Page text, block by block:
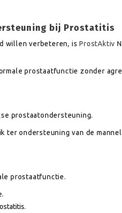
bij Prostatitis
willen verbeteren, isProstAktiv
prostaatfunctie zonder
prostaatondersteuning.
ter ondersteuning van de
prostaatfunctie.